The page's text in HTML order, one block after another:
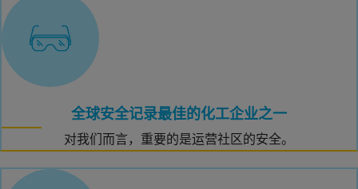
全球安全记录最佳的化工企业之一
对我们而言，重要的是运营社区的安全。